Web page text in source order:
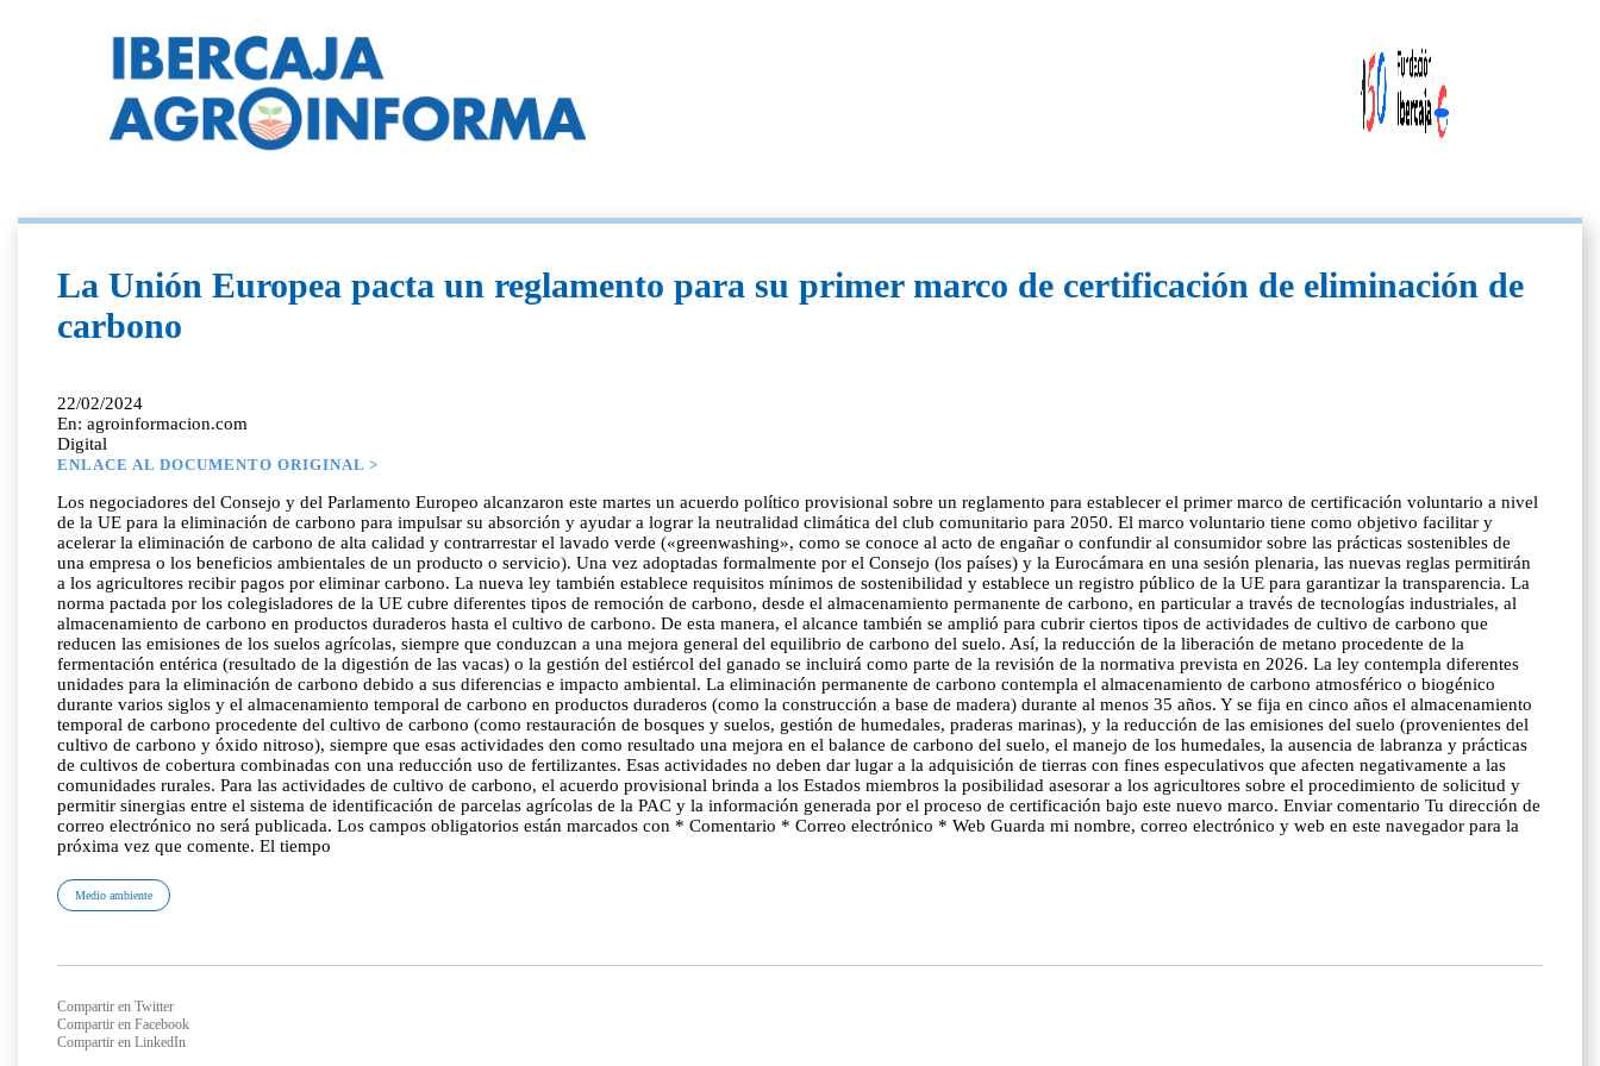
La Unión Europea pacta un reglamento para su primer marco de certificación de eliminación de
carbono
22/02/2024
En: agroinformacion.com
Digital
ENLACE AL DOCUMENTO ORIGINAL >
Los negociadores del Consejo y del Parlamento Europeo alcanzaron este martes un acuerdo político provisional sobre un reglamento para establecer el primer marco de certificación voluntario a nivel
de la UE para la eliminación de carbono para impulsar su absorción y ayudar a lograr la neutralidad climática del club comunitario para 2050. El marco voluntario tiene como objetivo facilitar y
acelerar la eliminación de carbono de alta calidad y contrarrestar el lavado verde («greenwashing», como se conoce al acto de engañar o confundir al consumidor sobre las prácticas sostenibles de
una empresa o los beneficios ambientales de un producto o servicio). Una vez adoptadas formalmente por el Consejo (los países) y la Eurocámara en una sesión plenaria, las nuevas reglas permitirán
a los agricultores recibir pagos por eliminar carbono. La nueva ley también establece requisitos mínimos de sostenibilidad y establece un registro público de la UE para garantizar la transparencia. La
norma pactada por los colegisladores de la UE cubre diferentes tipos de remoción de carbono, desde el almacenamiento permanente de carbono, en particular a través de tecnologías industriales, al
almacenamiento de carbono en productos duraderos hasta el cultivo de carbono. De esta manera, el alcance también se amplió para cubrir ciertos tipos de actividades de cultivo de carbono que
reducen las emisiones de los suelos agrícolas, siempre que conduzcan a una mejora general del equilibrio de carbono del suelo. Así, la reducción de la liberación de metano procedente de la
fermentación entérica (resultado de la digestión de las vacas) o la gestión del estiércol del ganado se incluirá como parte de la revisión de la normativa prevista en 2026. La ley contempla diferentes
unidades para la eliminación de carbono debido a sus diferencias e impacto ambiental. La eliminación permanente de carbono contempla el almacenamiento de carbono atmosférico o biogénico
durante varios siglos y el almacenamiento temporal de carbono en productos duraderos (como la construcción a base de madera) durante al menos 35 años. Y se fija en cinco años el almacenamiento
temporal de carbono procedente del cultivo de carbono (como restauración de bosques y suelos, gestión de humedales, praderas marinas), y la reducción de las emisiones del suelo (provenientes del
cultivo de carbono y óxido nitroso), siempre que esas actividades den como resultado una mejora en el balance de carbono del suelo, el manejo de los humedales, la ausencia de labranza y prácticas
de cultivos de cobertura combinadas con una reducción uso de fertilizantes. Esas actividades no deben dar lugar a la adquisición de tierras con fines especulativos que afecten negativamente a las
comunidades rurales. Para las actividades de cultivo de carbono, el acuerdo provisional brinda a los Estados miembros la posibilidad asesorar a los agricultores sobre el procedimiento de solicitud y
permitir sinergias entre el sistema de identificación de parcelas agrícolas de la PAC y la información generada por el proceso de certificación bajo este nuevo marco. Enviar comentario Tu dirección de
correo electrónico no será publicada. Los campos obligatorios están marcados con * Comentario * Correo electrónico * Web Guarda mi nombre, correo electrónico y web en este navegador para la
próxima vez que comente. El tiempo
Medio ambiente
Compartir en Twitter
Compartir en Facebook
Compartir en LinkedIn